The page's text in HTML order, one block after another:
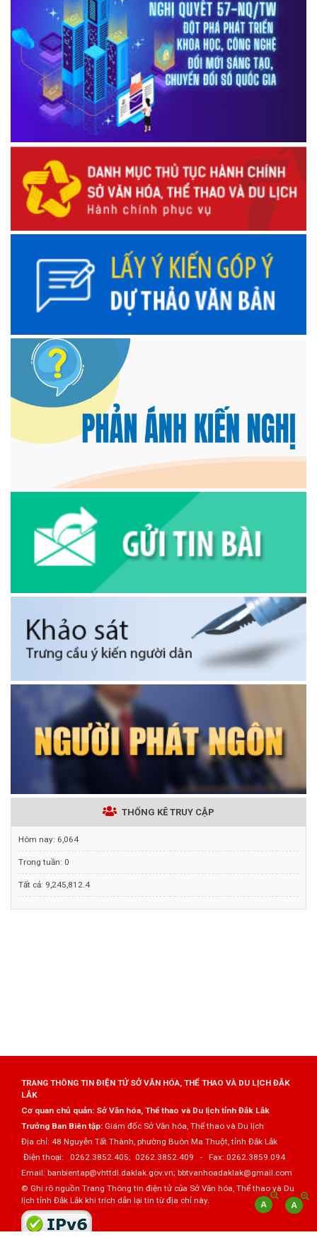
THỐNG KÊ TRUY CẬP
Hôm nay: 6,064
Trong tuần: 0
Tất cả: 9,245,812.4
TRANG THÔNG TIN ĐIỆN TỬ SỞ VĂN HÓA, THỂ THAO VÀ DU LỊCH ĐẮK
LẮK
Cơ quan chủ quản: Sở Văn hóa, Thể thao và Du lịch tỉnh Đắk Lắk
Trưởng Ban Biên tập: Giám đốc Sở Văn hóa, Thể thao và Du lịch
Địa chỉ: 48 Nguyễn Tất Thành, phường Buôn Ma Thuột, tỉnh Đắk Lắk
Điện thoại: 0262.3852.405; 0262.3852.409 - Fax: 0262.3859.094
Email: banbientap@vhttdl.daklak.gov.vn; bbtvanhoadaklak@gmail.com
© Ghi rõ nguồn Trang Thông tin điện tử của Sở Văn hóa, Thể thao và Du
lịch tỉnh Đắk Lắk khi trích dẫn lại tin từ địa chỉ này.